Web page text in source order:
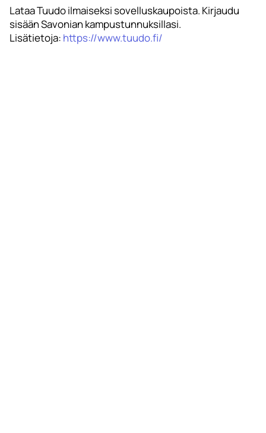
Lataa Tuudo ilmaiseksi sovelluskaupoista. Kirjaudu
sisään Savonian kampustunnuksillasi.
Lisätietoja: https://www.tuudo.fi/